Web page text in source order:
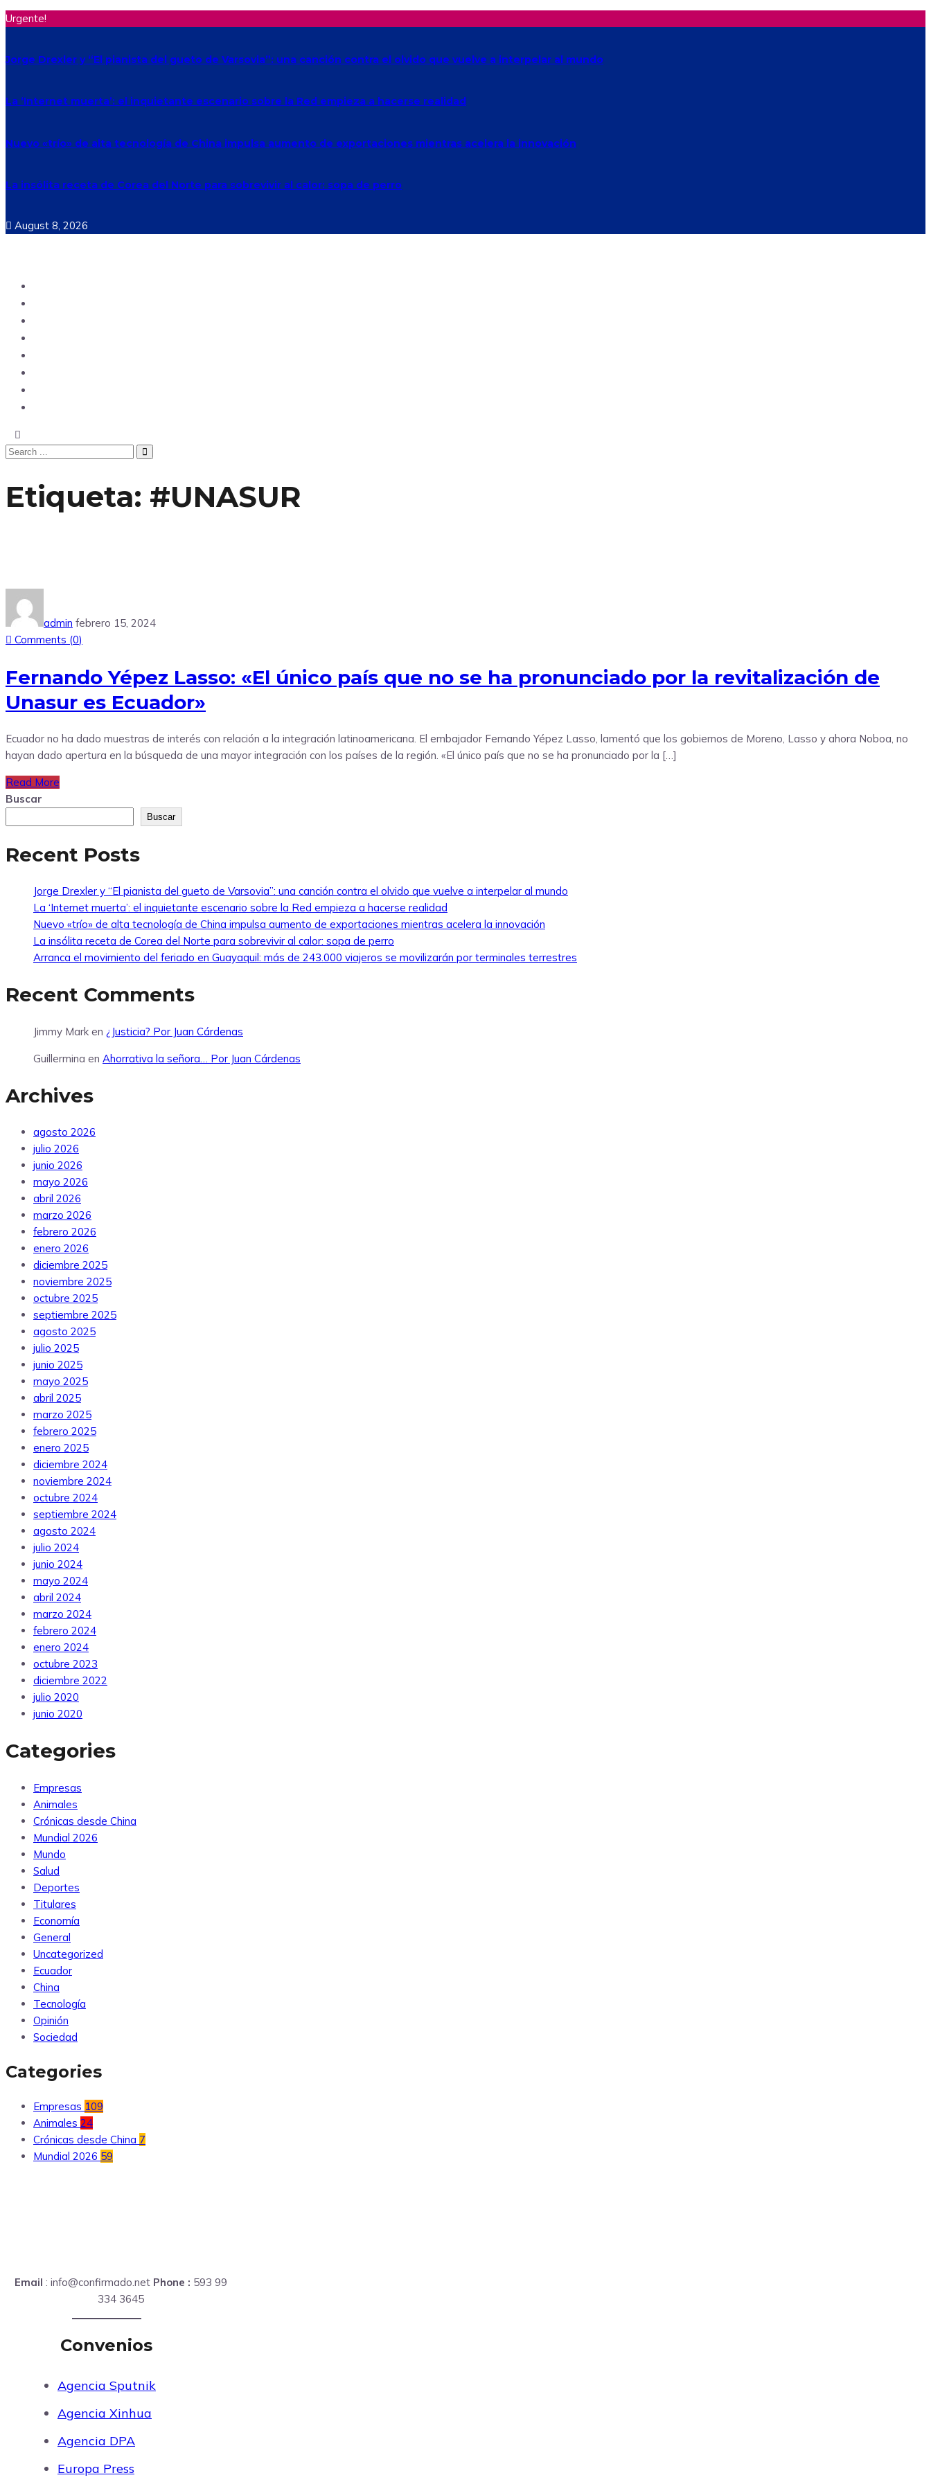
Urgente!
Jorge Drexler y “El pianista del gueto de Varsovia”: una canción contra el olvido que vuelve a interpelar al mundo
La ‘Internet muerta’: el inquietante escenario sobre la Red empieza a hacerse realidad
Nuevo «trío» de alta tecnología de China impulsa aumento de exportaciones mientras acelera la innovación
La insólita receta de Corea del Norte para sobrevivir al calor: sopa de perro
August 8, 2026
Etiqueta: #UNASUR
admin febrero 15, 2024
Comments (0)
Fernando Yépez Lasso: «El único país que no se ha pronunciado por la revitalización de
Unasur es Ecuador»
Ecuador no ha dado muestras de interés con relación a la integración latinoamericana. El embajador Fernando Yépez Lasso, lamentó que los gobiernos de Moreno, Lasso y ahora Noboa, no
hayan dado apertura en la búsqueda de una mayor integración con los países de la región. «El único país que no se ha pronunciado por la […]
Read More
Buscar
Buscar
Recent Posts
Jorge Drexler y “El pianista del gueto de Varsovia”: una canción contra el olvido que vuelve a interpelar al mundo
La ‘Internet muerta’: el inquietante escenario sobre la Red empieza a hacerse realidad
Nuevo «trío» de alta tecnología de China impulsa aumento de exportaciones mientras acelera la innovación
La insólita receta de Corea del Norte para sobrevivir al calor: sopa de perro
Arranca el movimiento del feriado en Guayaquil: más de 243.000 viajeros se movilizarán por terminales terrestres
Recent Comments
Jimmy Mark en ¿Justicia? Por Juan Cárdenas
Guillermina en Ahorrativa la señora… Por Juan Cárdenas
Archives
agosto 2026
julio 2026
junio 2026
mayo 2026
abril 2026
marzo 2026
febrero 2026
enero 2026
diciembre 2025
noviembre 2025
octubre 2025
septiembre 2025
agosto 2025
julio 2025
junio 2025
mayo 2025
abril 2025
marzo 2025
febrero 2025
enero 2025
diciembre 2024
noviembre 2024
octubre 2024
septiembre 2024
agosto 2024
julio 2024
junio 2024
mayo 2024
abril 2024
marzo 2024
febrero 2024
enero 2024
octubre 2023
diciembre 2022
julio 2020
junio 2020
Categories
Empresas
Animales
Crónicas desde China
Mundial 2026
Mundo
Salud
Deportes
Titulares
Economía
General
Uncategorized
Ecuador
China
Tecnología
Opinión
Sociedad
Categories
Empresas 109
Animales 24
Crónicas desde China 7
Mundial 2026 59
Email : info@confirmado.net Phone : 593 99
334 3645
Convenios
Agencia Sputnik
Agencia Xinhua
Agencia DPA
Europa Press